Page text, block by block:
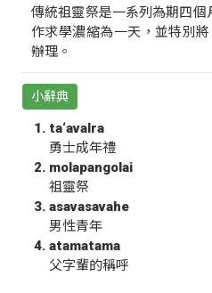
傳統祖靈祭是一系列為期四
作求學濃縮為一天，並特別
辦理。
小辭典
ta‘avalra
勇士成年禮
molapangolai
祖靈祭
asavasavahe
男性青年
atamatama
父字輩的稱呼